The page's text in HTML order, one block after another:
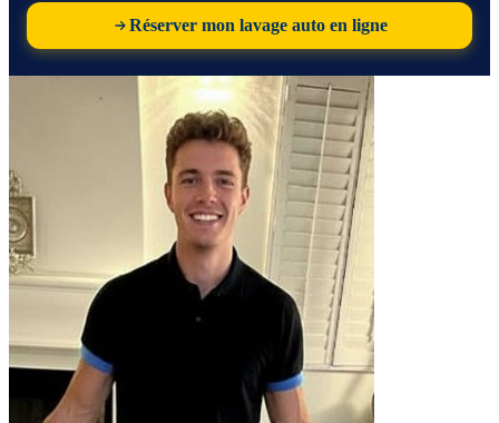
Réserver mon lavage auto en ligne